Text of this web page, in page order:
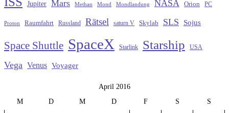
Jupiter Mars Methan Mond Mondlandung NASA Orion PC
Proton Raumfahrt Russland Rätsel saturn V Skylab SLS Sojus
Space Shuttle SpaceX Starlink Starship USA
Vega Venus Voyager
April 2016
M
D M D F S S